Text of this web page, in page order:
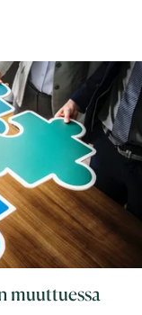
muuttuessa